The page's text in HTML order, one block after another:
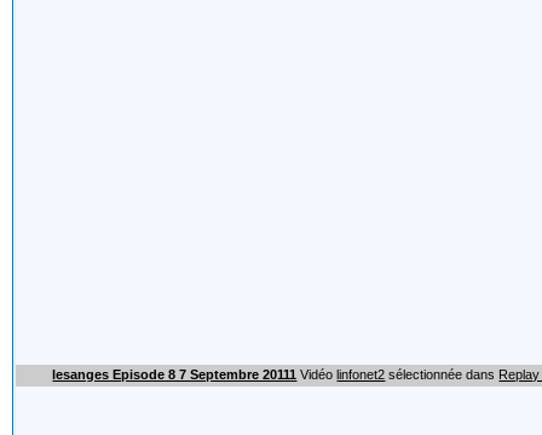
lesanges Episode 8 7 Septembre 20111 Vidéolinfonet2 sélectionnée dans